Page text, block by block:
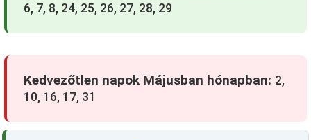
6, 7, 8, 24, 25, 26, 27, 28, 29
Kedvezőtlen napok Májusban hónapban: 2,
10, 16, 17, 31